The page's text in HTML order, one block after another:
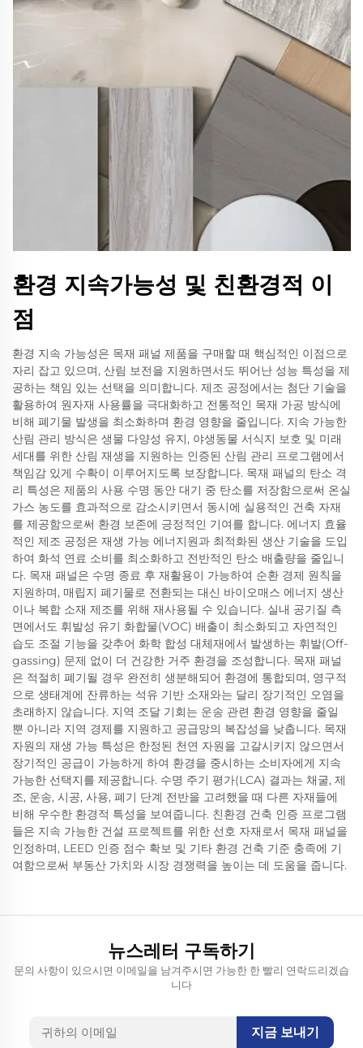
환경 지속가능성 및 친환경적 이
점
환경 지속 가능성은 목재 패널 제품을 구매할 때 핵심적인 이점으로
자리 잡고 있으며, 산림 보전을 지원하면서도 뛰어난 성능 특성을 제
공하는 책임 있는 선택을 의미합니다. 제조 공정에서는 첨단 기술을
활용하여 원자재 사용률을 극대화하고 전통적인 목재 가공 방식에
비해 폐기물 발생을 최소화하며 환경 영향을 줄입니다. 지속 가능한
산림 관리 방식은 생물 다양성 유지, 야생동물 서식지 보호 및 미래
세대를 위한 산림 재생을 지원하는 인증된 산림 관리 프로그램에서
책임감 있게 수확이 이루어지도록 보장합니다. 목재 패널의 탄소 격
리 특성은 제품의 사용 수명 동안 대기 중 탄소를 저장함으로써 온실
가스 농도를 효과적으로 감소시키면서 동시에 실용적인 건축 자재
를 제공함으로써 환경 보존에 긍정적인 기여를 합니다. 에너지 효율
적인 제조 공정은 재생 가능 에너지원과 최적화된 생산 기술을 도입
하여 화석 연료 소비를 최소화하고 전반적인 탄소 배출량을 줄입니
다. 목재 패널은 수명 종료 후 재활용이 가능하여 순환 경제 원칙을
지원하며, 매립지 폐기물로 전환되는 대신 바이오매스 에너지 생산
이나 복합 소재 제조를 위해 재사용될 수 있습니다. 실내 공기질 측
면에서도 휘발성 유기 화합물(VOC) 배출이 최소화되고 자연적인
습도 조절 기능을 갖추어 화학 합성 대체재에서 발생하는 휘발(Off-
gassing) 문제 없이 더 건강한 거주 환경을 조성합니다. 목재 패널
은 적절히 폐기될 경우 완전히 생분해되어 환경에 통합되며, 영구적
으로 생태계에 잔류하는 석유 기반 소재와는 달리 장기적인 오염을
초래하지 않습니다. 지역 조달 기회는 운송 관련 환경 영향을 줄일
뿐 아니라 지역 경제를 지원하고 공급망의 복잡성을 낮춥니다. 목재
자원의 재생 가능 특성은 한정된 천연 자원을 고갈시키지 않으면서
장기적인 공급이 가능하게 하여 환경을 중시하는 소비자에게 지속
가능한 선택지를 제공합니다. 수명 주기 평가(LCA) 결과는 채굴, 제
조, 운송, 시공, 사용, 폐기 단계 전반을 고려했을 때 다른 자재들에
비해 우수한 환경적 특성을 보여줍니다. 친환경 건축 인증 프로그램
들은 지속 가능한 건설 프로젝트를 위한 선호 자재로서 목재 패널을
인정하며, LEED 인증 점수 확보 및 기타 환경 건축 기준 충족에 기
여함으로써 부동산 가치와 시장 경쟁력을 높이는 데 도움을 줍니다.
뉴스레터 구독하기
문의 사항이 있으시면 이메일을 남겨주시면 가능한 한 빨리 연락드리겠습
니다
지금 보내기